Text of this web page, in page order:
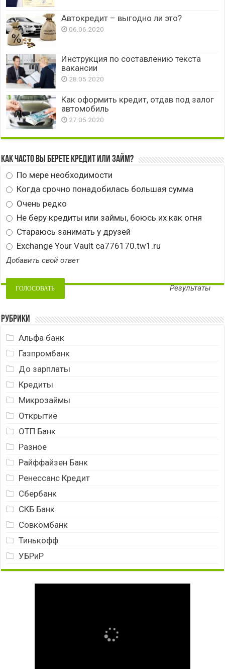
Автокредит – выгодно ли это?
06.06.2020
Инструкция по составлению текста
вакансии
28.05.2020
Как оформить кредит, отдав под залог
автомобиль
27.05.2020
Как часто вы берете кредит или займ?
По мере необходимости
Когда срочно понадобилась большая сумма
Очень редко
Не беру кредиты или займы, боюсь их как огня
Стараюсь занимать у друзей
Exchange Your Vault ca776170.tw1.ru
Добавить свой ответ
Результаты
Рубрики
Альфа банк
Газпромбанк
До зарплаты
Кредиты
Микрозаймы
Открытие
ОТП Банк
Разное
Райффайзен Банк
Ренессанс Кредит
Сбербанк
СКБ Банк
Совкомбанк
Тинькофф
УБРиР